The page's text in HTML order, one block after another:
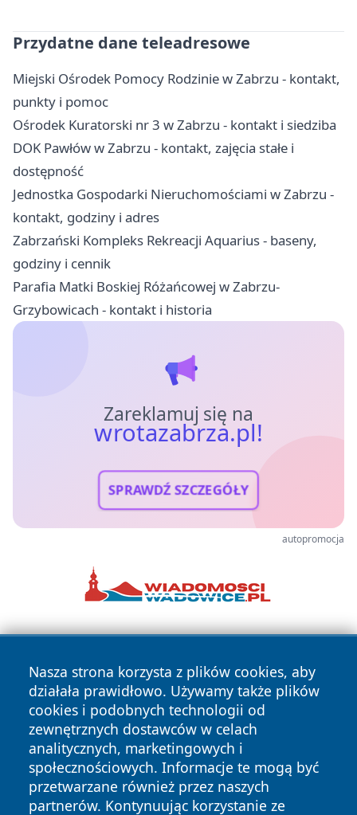
Przydatne dane teleadresowe
Miejski Ośrodek Pomocy Rodzinie w Zabrzu - kontakt,
punkty i pomoc
Ośrodek Kuratorski nr 3 w Zabrzu - kontakt i siedziba
DOK Pawłów w Zabrzu - kontakt, zajęcia stałe i
dostępność
Jednostka Gospodarki Nieruchomościami w Zabrzu -
kontakt, godziny i adres
Zabrzański Kompleks Rekreacji Aquarius - baseny,
godziny i cennik
Parafia Matki Boskiej Różańcowej w Zabrzu-
Grzybowicach - kontakt i historia
Zareklamuj się na
wrotazabrza.pl!
SPRAWDŹ SZCZEGÓŁY
autopromocja
Nasza strona korzysta z plików cookies, aby
działała prawidłowo. Używamy także plików
cookies i podobnych technologii od
zewnętrznych dostawców w celach
analitycznych, marketingowych i
społecznościowych. Informacje te mogą być
przetwarzane również przez naszych
partnerów. Kontynuując korzystanie ze
Copyright © 2026 wrotazabrza.pl Wszystkie prawa
zastrzeżone.
Polityka Polityka